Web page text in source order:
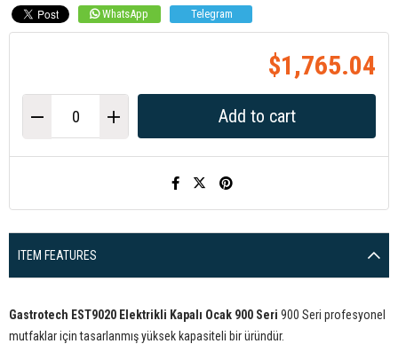
WhatsApp Telegram
$1,765.04
ITEM FEATURES
Gastrotech EST9020 Elektrikli Kapalı Ocak 900 Seri 900 Seri profesyonel
mutfaklar için tasarlanmış yüksek kapasiteli bir üründür.